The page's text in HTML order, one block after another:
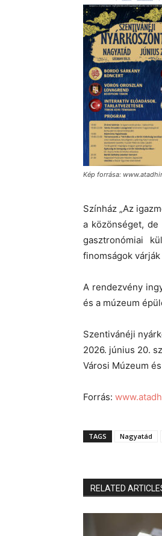
Kép forrása:
Színház „Az
a közönséget,
gasztronómiai
finomságok
A rendezvény
és a múzeum
Szentivánéji
2026. június 20.
Városi Múzeum
Forrás:
TAGS Nagyatád
RELATED